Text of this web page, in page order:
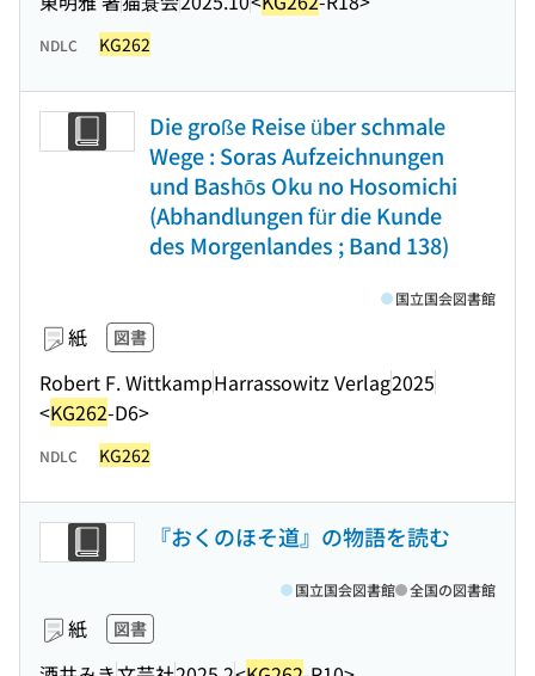
NDLC KG262
Die große Reise über schmale
Wege : Soras Aufzeichnungen
und Bashōs Oku no Hosomichi
(Abhandlungen für die Kunde
des Morgenlandes ; Band 138)
紙 図書
Robert F. WittkampHarrassowitz Verlag2025
<KG262-D6>
国立国会図書館
NDLC KG262
『おくのほそ道』の物語を読む
紙 図書
国立国会図書館 全国の図書館